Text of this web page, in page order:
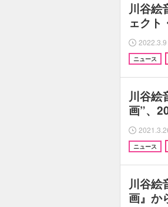
川谷絵
ェクト
ニュース
川谷絵
画”、
ニュース
川谷絵
画』か